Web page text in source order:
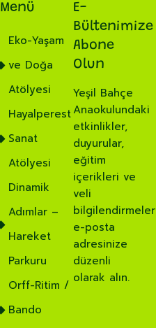
Menü
Eko-Yaşam
ve Doğa
Atölyesi
Hayalperest
Sanat
Atölyesi
Dinamik
Adımlar –
Hareket
Parkuru
Orff-Ritim /
Bando
E-
Bültenimize
Abone
Olun
Yeşil Bahçe
Anaokulundaki
etkinlikler,
duyurular,
eğitim
içerikleri ve
veli
e-posta
adresinize
düzenli
olarak alın.